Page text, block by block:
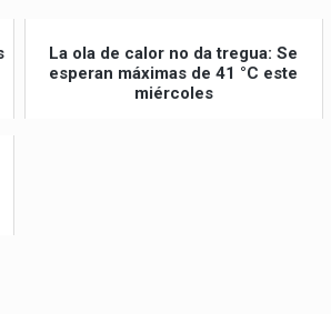
La ola de calor no da tregua: Se
esperan máximas de 41 °C este
miércoles